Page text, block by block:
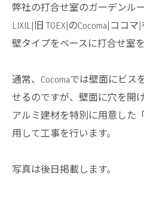
弊社の打合せ室のガーデンル
LIXIL(旧 TOEX)のCocoma(ココ
壁タイプをベースに打合せ室
通常、Cocomaでは壁面にビス
せるのですが、壁面に穴を開
アルミ建材を特別に用意した
用して工事を行います。
写真は後日掲載します。